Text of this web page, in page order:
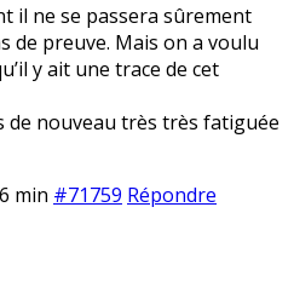
il ne se passera sûrement
de preuve. Mais on a voulu
y ait une trace de cet
de nouveau très très fatiguée
min #71759 Répondre